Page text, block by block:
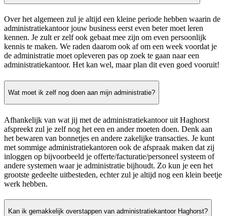
Over het algemeen zul je altijd een kleine periode hebben waarin de
administratiekantoor jouw business eerst even beter moet leren
kennen. Je zult er zelf ook gebaat mee zijn om even persoonlijk
kennis te maken. We raden daarom ook af om een week voordat je
de administratie moet opleveren pas op zoek te gaan naar een
administratiekantoor. Het kan wel, maar plan dit even goed vooruit!
Wat moet ik zelf nog doen aan mijn administratie?
Afhankelijk van wat jij met de administratiekantoor uit Haghorst
afspreekt zul je zelf nog het een en ander moeten doen. Denk aan
het bewaren van bonnetjes en andere zakelijke transacties. Je kunt
met sommige administratiekantoren ook de afspraak maken dat zij
inloggen op bijvoorbeeld je offerte/facturatie/personeel systeem of
andere systemen waar je administratie bijhoudt. Zo kun je een het
grootste gedeelte uitbesteden, echter zul je altijd nog een klein beetje
werk hebben.
Kan ik gemakkelijk overstappen van administratiekantoor Haghorst?